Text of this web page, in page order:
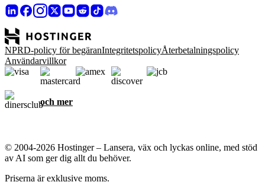
NPRD-policy för begäranIntegritetspolicyÅterbetalningspolicy
Användarvillkor
och mer
© 2004-2026 Hostinger – Lansera, väx och lyckas online, med stöd
av AI som ger dig allt du behöver.
Priserna är exklusive moms.